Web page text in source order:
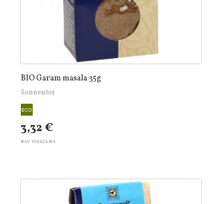
BIO Garam masala 35g
Sonnentor
3,32 €
NAV PIEEJAMS